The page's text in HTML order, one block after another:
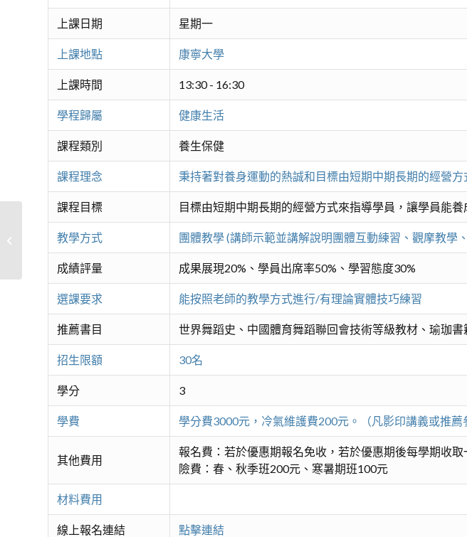
上課日期 星期一
上課地點 康寧大學
上課時間 13:30 - 16:30
學程歸屬 健康生活
課程類別 養生保健
課程理念 秉持著對養身運動的熱誠和目標由短期中期長期的經營
課程目標 目標由短期中期長期的經營方式來指導學員，讓學員能
教學方式 團體教學 (講師示範並講解說明團體互動練習、觀摩教學
成績評量 成果展現20%、學員出席率50%、學習態度30%
選課要求 能按照老師的教學方式進行/有理論實體技巧練習
推薦書目 世界舞蹈史、中國體育舞蹈聯回會技術等級教材、瑜珈書
招生限額 30名
學分 3
學費 學分費3000元，冷氣維護費200元。（凡影印講義或推薦
其他費用
報名費：若於優惠期報名免收，若於優惠期後每學期收
險費：春、秋季班200元、寒暑期班100元
材料費用
線上報名連結 點擊連結
鄭子太極拳與養生氣功導引-進階B